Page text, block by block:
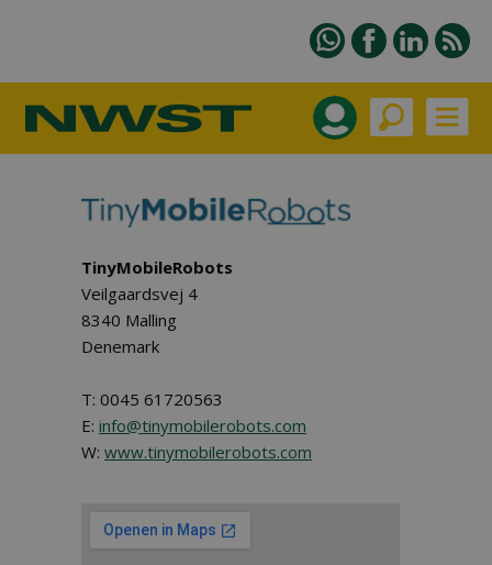
TinyMobileRobots
Veilgaardsvej 4
8340 Malling
Denemark
T: 0045 61720563
E: info@tinymobilerobots.com
W: www.tinymobilerobots.com